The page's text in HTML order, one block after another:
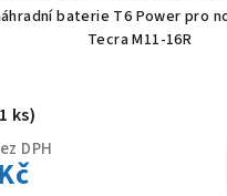
baterie T6 Power pro
Tecra M11-16R
DPH
ks)